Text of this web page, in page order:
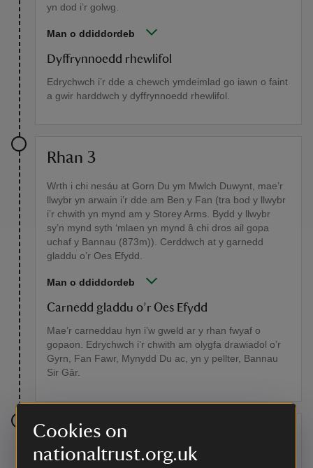
Cookies on
nationaltrust.org.uk
yn dod i’r golwg.
Man o ddiddordeb
Dyffrynnoedd rhewlifol
Edrychwch i’r dde a chewch ymdeimlad go iawn o faint
a gwir harddwch y dyffrynnoedd rhewlifol.
Rhan 3
Wrth i chi nesáu at Gorn Du ym Mwlch Duwynt, mae’r
llwybr yn arwain i’r dde am Ben y Fan (tra bod y llwybr
i’r chwith yn mynd am y Storey Arms. Bydd y llwybr
sy’n mynd syth ‘mlaen yn mynd â chi dros ail gopa
uchaf y Bannau (873m)). Cerddwch at y garnedd
gladdu o’r Oes Efydd.
Man o ddiddordeb
Carnedd gladdu o’r Oes Efydd
Mae’r carneddau hyn i’w gweld ar y rhan fwyaf o
gopaon. Edrychwch i’r chwith am olygfa drawiadol o’r
Gyrn, Fan Fawr, Mynydd Du ac, yn y pellter, Bannau
Sir Gâr.
Rhan 4
Gan barhau ar grib Corn Du, disgynnwch i gyfrwy’r